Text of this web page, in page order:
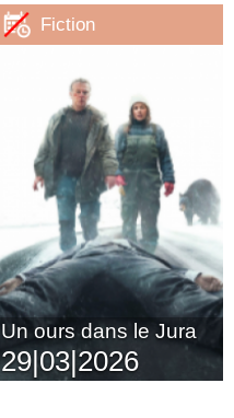
Fiction
Un ours dans le Jura
29|03|2026